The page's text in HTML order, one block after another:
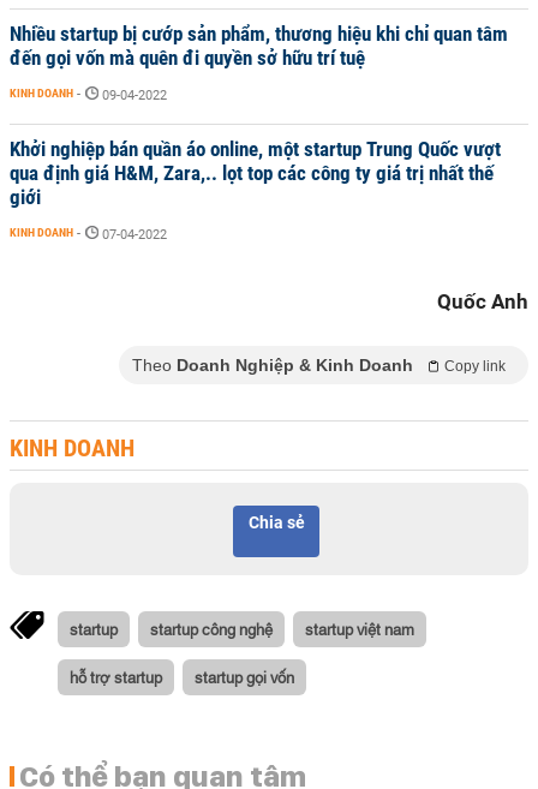
Nhiều startup bị cướp sản phẩm, thương hiệu khi chỉ quan tâm
đến gọi vốn mà quên đi quyền sở hữu trí tuệ
KINH DOANH - 09-04-2022
Khởi nghiệp bán quần áo online, một startup Trung Quốc vượt
qua định giá H&M, Zara,.. lọt top các công ty giá trị nhất thế
giới
KINH DOANH - 07-04-2022
Quốc Anh
Theo Doanh Nghiệp & Kinh Doanh Copy link
KINH DOANH
Chia sẻ
startup startup công nghệ startup việt nam
hỗ trợ startup startup gọi vốn
Có thể bạn quan tâm